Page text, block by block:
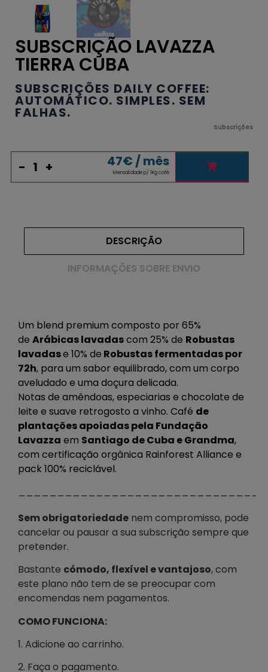
SUBSCRIÇÃO LAVAZZA
TIERRA CUBA
SUBSCRIÇÕES DAILY COFFEE:
AUTOMÁTICO. SIMPLES. SEM
FALHAS.
Subscrições
- + 47€ / mês
Mensalidade p/ 1Kg café
DESCRIÇÃO
INFORMAÇÕES SOBRE ENVIO
Um blend premium composto por 65%
de Arábicas lavadascom 25% de Robustas
lavadase 10% de Robustas fermentadas por
72h, para um sabor equilibrado, com um corpo
aveludado e uma doçura delicada.
Notas de amêndoas, especiarias e chocolate de
leite e suave retrogosto a vinho. Café de
plantações apoiadas pela Fundação
Lavazza em Santiago de Cuba e Grandma,
com certificação orgânica Rainforest Alliance e
pack 100% reciclável.
Sem obrigatoriedade nem compromisso, pode
cancelar ou pausar a sua subscrição sempre que
pretender.
Bastante cómodo, flexível e vantajoso, com
este plano não tem de se preocupar com
encomendas nem pagamentos.
COMO FUNCIONA:
1. Adicione ao carrinho.
2. Faça o pagamento.